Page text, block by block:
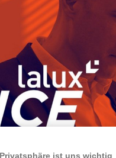
ist uns wichtig